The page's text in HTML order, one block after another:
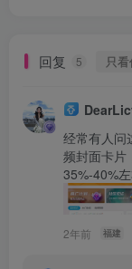
样的风格
回复 5 只
经常有人问
频封面卡片
35%-40%
2年前 福建